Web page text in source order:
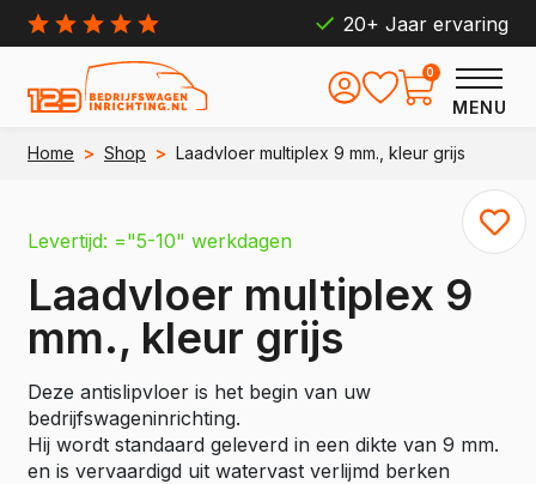
20+ Jaar ervaring
MENU
0
Home > Shop > Laadvloer multiplex 9 mm., kleur grijs
Levertijd: ="5-10" werkdagen
Laadvloer multiplex 9
mm., kleur grijs
Deze antislipvloer is het begin van uw
bedrijfswageninrichting.
Hij wordt standaard geleverd in een dikte van 9 mm.
en is vervaardigd uit watervast verlijmd berken